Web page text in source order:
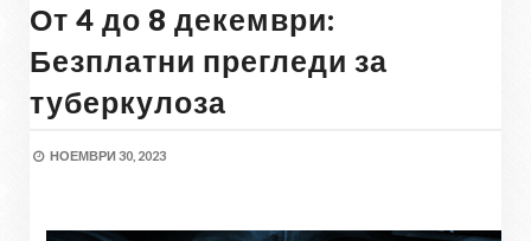
От 4 до 8 декември:
Безплатни прегледи за
туберкулоза
НОЕМВРИ 30, 2023